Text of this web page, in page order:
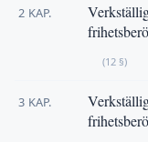
2 KAP.
(12 §)
3 KAP.